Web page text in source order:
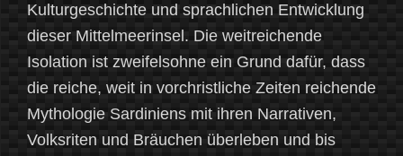
Kulturgeschichte und sprachlichen Entwicklung
dieser Mittelmeerinsel. Die weitreichende
Isolation ist zweifelsohne ein Grund dafür, dass
die reiche, weit in vorchristliche Zeiten reichende
Mythologie Sardiniens mit ihren Narrativen,
Volksriten und Bräuchen überleben und bis